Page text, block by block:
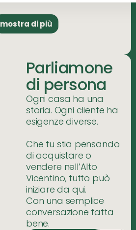
mostra di più
Parliamone
di persona
Ogni casa ha una
storia. Ogni cliente ha
esigenze diverse.
Che tu stia pensando
di acquistare o
vendere nell’Alto
Vicentino, tutto può
iniziare da qui.
Con una semplice
conversazione fatta
bene.